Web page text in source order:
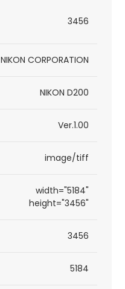
3456
NIKON CORPORATION
NIKON D200
Ver.1.00
image/tiff
width="5184"
height="3456"
3456
5184